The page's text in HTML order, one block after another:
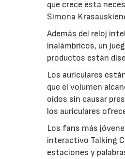
que crece esta
Simona
Además del reloj
inalámbricos, un
productos están
Los auriculares
que el volumen
oídos sin causar
los auriculares
Los fans más
interactivo Talking
estaciones y